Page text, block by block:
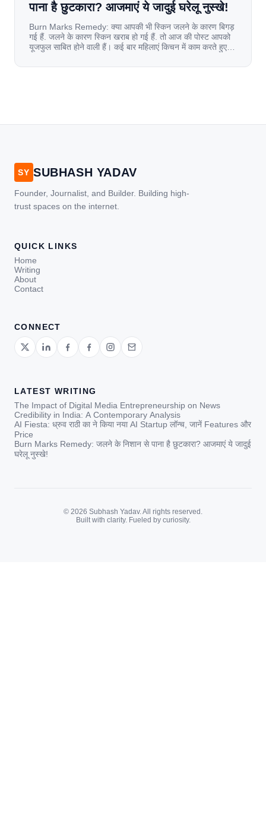
पाना है छुटकारा? आजमाएं ये जादुई घरेलू नुस्खे!
Burn Marks Remedy: क्या आपकी भी स्किन जलने के कारण बिगड़
गई हैं. जलने के कारण स्किन खराब हो गई हैं. तो आज की पोस्ट आपको
यूजफुल साबित होने वाली हैं। कई बार महिलाएं किचन में काम करते हुए
[…]
SY SUBHASH YADAV
Founder, Journalist, and Builder. Building high-
trust spaces on the internet.
QUICK LINKS
Home
Writing
About
Contact
CONNECT
LATEST WRITING
The Impact of Digital Media Entrepreneurship on News
Credibility in India: A Contemporary Analysis
AI Fiesta: ध्रुव राठी का ने किया नया AI Startup लॉन्च, जानें Features और
Price
Burn Marks Remedy: जलने के निशान से पाना है छुटकारा? आजमाएं ये जादुई
घरेलू नुस्खे!
© 2026 Subhash Yadav. All rights reserved.
Built with clarity. Fueled by curiosity.